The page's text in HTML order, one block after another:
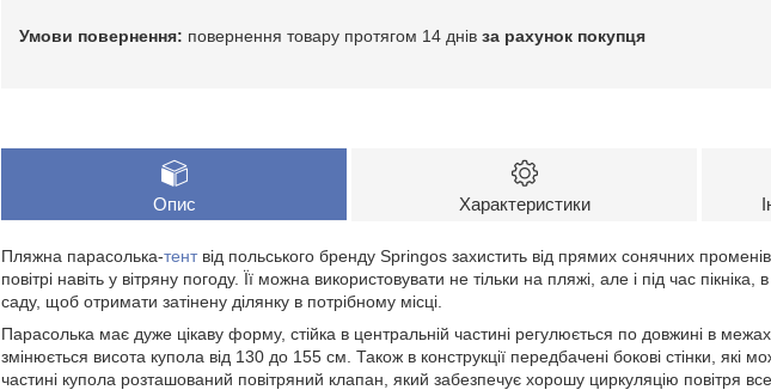
повернення товару протягом 14 днів за рахунок покупця
Опис Характеристики
Пляжна парасолька-тентвід польського бренду Springos захистить від прямих сонячних
повітрі навіть у вітряну погоду. Її можна використовувати не тільки на пляжі, але і під час
саду, щоб отримати затінену ділянку в потрібному місці.
Парасолька має дуже цікаву форму, стійка в центральній частині регулюється по довжині в межах
змінюється висота купола від 130 до 155 см . Також в конструкції передбачені бокові стінки, які
частині купола розташований повітряний клапан, який забезпечує хорошу циркуляцію повітря